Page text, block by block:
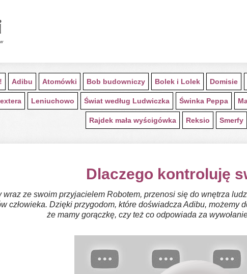
Adibu Atomówki Bob budowniczy Bolek i Lolek Domisie
Leniuchowo Świat według Ludwiczka Świnka Peppa
Rajdek mała wyścigówka Reksio Smerfy
Dlaczego kontroluję
wraz ze swoim przyjacielem Robotem, przenosi się do wnętrza
człowieka. Dzięki przygodom, które doświadcza Adibu,
że mamy gorączkę, czy też co odpowiada za